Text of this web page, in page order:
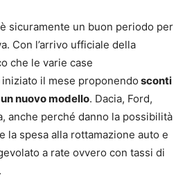
sicuramente un buon periodo per
Con l’arrivo ufficiale della
che le varie case
il mese proponendo sconti
nuovo modello. Dacia, Ford,
anche perché danno la possibilità
la spesa alla rottamazione auto e
a rate ovvero con tassi di